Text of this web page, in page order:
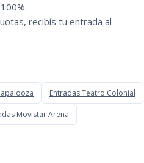
recibís tu entrada al
Entradas Teatro Colonial
Movistar Arena